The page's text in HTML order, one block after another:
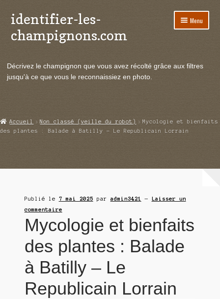
Aller
à
la
Aller
au
contenu
identifier-les-
champignons.com
Menu
le
Actualités
menu
Echanges et contacts
Ouvrir
Décrivez le champignon que vous avez récolté grâce aux filtres
jusqu'à ce que vous le reconnaissiez en photo.
Accueil Non classé (veille du robot)
Mycologie et bienfaits
des plantes : Balade à Batilly – Le Republicain Lorrain
Publié le 7 mai 2025 paradmin3421 — Laisser un
commentaire
Mycologie et bienfaits
des plantes : Balade
à Batilly – Le
Republicain Lorrain